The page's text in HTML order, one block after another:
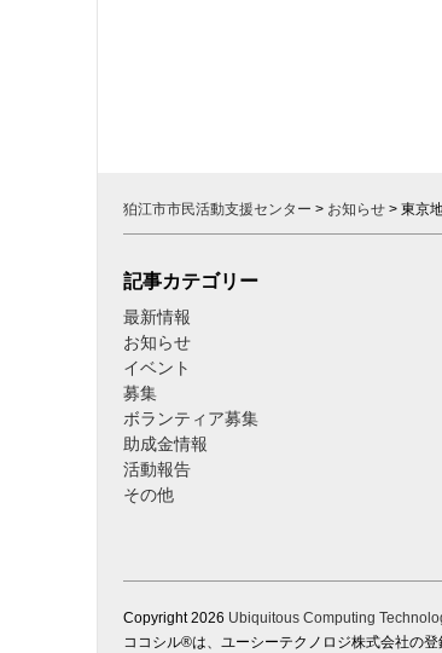
ン
狛江市市民活動支援センター > お知らせ > 東京
記事カテゴリー
最新情報
お知らせ
イベント
募集
ボランティア募集
助成金情報
活動報告
その他
Copyright2026 Ubiquitous Computing
ココシル®は、ユーシーテクノロジ株式会社の登